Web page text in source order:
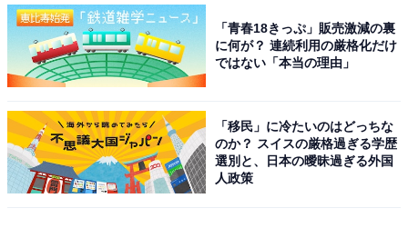
「青春18きっぷ」販売激減の裏
に何が？ 連続利用の厳格化だけ
ではない「本当の理由」
「移民」に冷たいのはどっちな
のか？ スイスの厳格過ぎる学歴
選別と、日本の曖昧過ぎる外国
人政策